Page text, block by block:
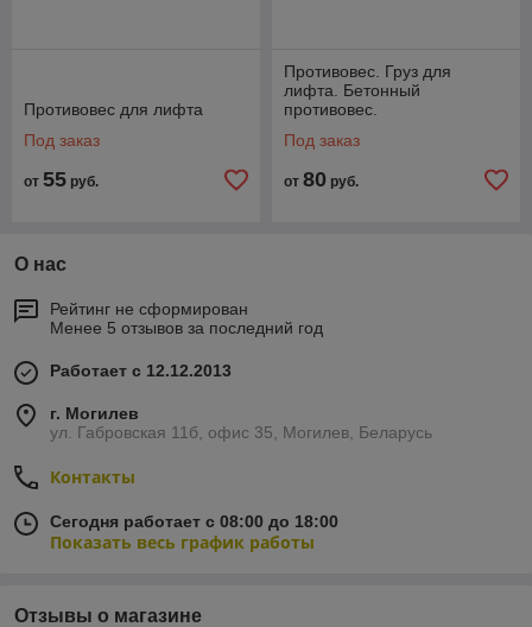
Противовес для лифта
Под заказ
от 55 руб.
Противовес. Груз для
лифта. Бетонный
противовес.
Под заказ
от 80 руб.
О нас
Рейтинг не сформирован
Менее 5 отзывов за последний год
Работает с 12.12.2013
г. Могилев
ул. Габровская 11б, офис 35, Могилев, Беларусь
Контакты
Сегодня работает с 08:00 до 18:00
Показать весь график работы
Отзывы о магазине